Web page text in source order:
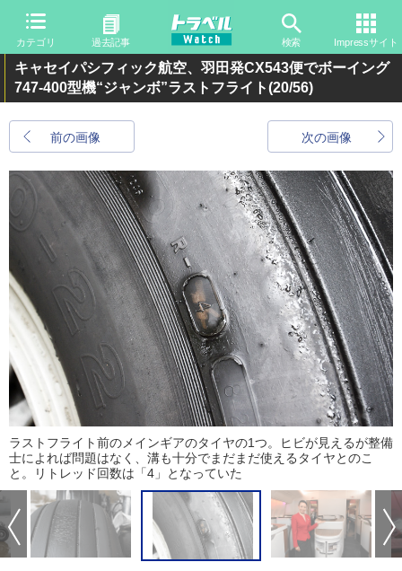
カテゴリ 過去記事 検索 Impressサイト
キャセイパシフィック航空、羽田発CX543便でボーイング
747-400型機“ジャンボ”ラストフライト(20/56)
前の画像 次の画像
ラストフライト前のメインギアのタイヤの1つ。ヒビが見えるが整備
士によれば問題はなく、溝も十分でまだまだ使えるタイヤとのこ
と。リトレッド回数は「4」となっていた